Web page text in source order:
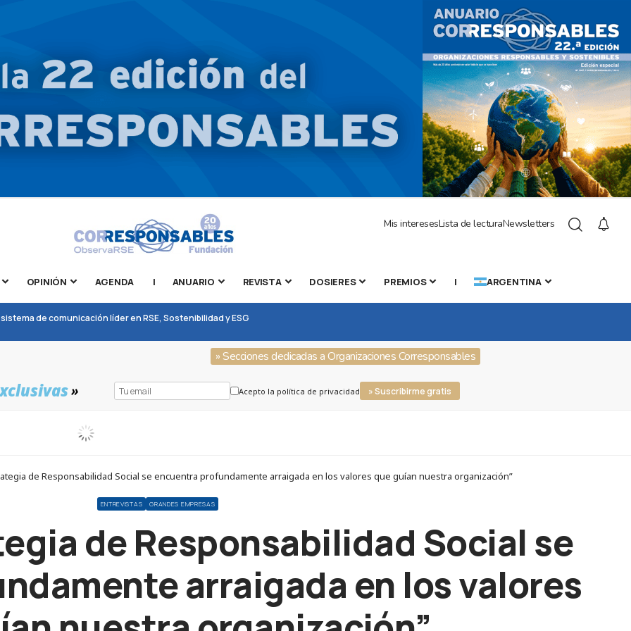
Mis interesesLista de lecturaNewsletters
OPINIÓN AGENDA | ANUARIO REVISTA DOSIERES PREMIOS | ARGENTINA
de comunicación líder en RSE, Sostenibilidad y ESG
» Secciones dedicadas a Organizaciones Corresponsables
» Acepto la política de privacidad » Suscribirme gratis
de Responsabilidad Social se encuentra profundamente arraigada en los valores que guían nuestra organización”
ENTREVISTAS GRANDES EMPRESAS
de Responsabilidad Social se
arraigada en los valores